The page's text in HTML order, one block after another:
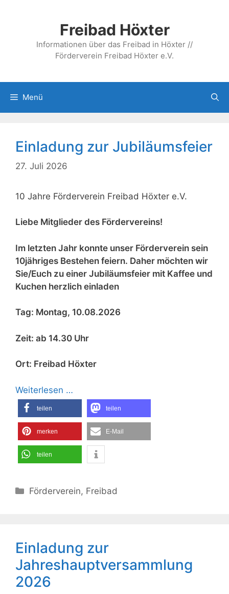
Freibad Höxter
Informationen über das Freibad in Höxter //
Förderverein Freibad Höxter e.V.
Menü
Einladung zur Jubiläumsfeier
27. Juli 2026
10 Jahre Förderverein Freibad Höxter e.V.
Liebe Mitglieder des Fördervereins!
Im letzten Jahr konnte unser Förderverein sein
10jähriges Bestehen feiern. Daher möchten wir
Sie/Euch zu einer Jubiläumsfeier mit Kaffee und
Kuchen herzlich einladen
Tag: Montag, 10.08.2026
Zeit: ab 14.30 Uhr
Ort: Freibad Höxter
Weiterlesen …
teilen teilen
merken E-Mail
teilen
Kategorien
Förderverein, Freibad
Einladung zur
Jahreshauptversammlung
2026